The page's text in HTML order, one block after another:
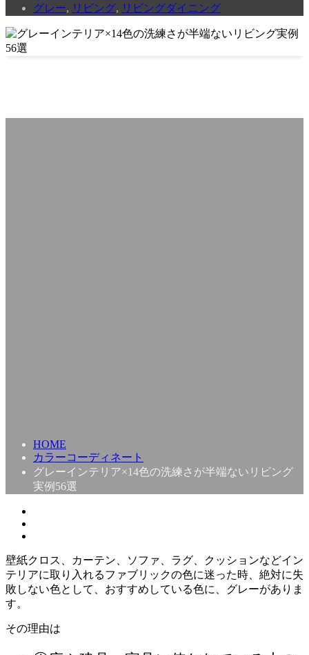
グレー, リビング, リビングダイニング
HOME
カラーコーディネート
グレーインテリア×14色の洗練さが半端ないリビング
実例56選
壁紙クロス、カーテン、ソファ、ラグ、クッションなどイン
テリアに取り入れるファブリックの色に迷った時、絶対に失
敗しない色として、おすすめしている色に、グレーがありま
す。
その理由は